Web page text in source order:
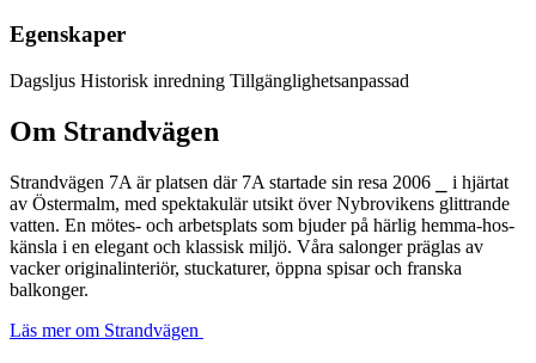
Egenskaper
Dagsljus Historisk inredning Tillgänglighetsanpassad
Om Strandvägen
Strandvägen 7A är platsen där 7A startade sin resa 2006 ⎯ i hjärtat
av Östermalm, med spektakulär utsikt över Nybrovikens glittrande
vatten. En mötes- och arbetsplats som bjuder på härlig hemma-hos-
känsla i en elegant och klassisk miljö. Våra salonger präglas av
vacker originalinteriör, stuckaturer, öppna spisar och franska
balkonger.
Läs mer om Strandvägen